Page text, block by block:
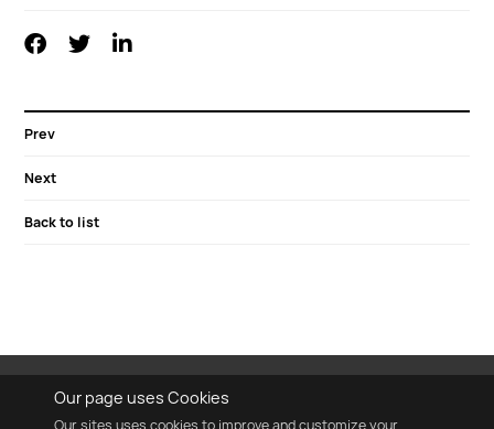
Our page uses Cookies
Our sites uses cookies to improve and customize your
Prev
Next
Back to list